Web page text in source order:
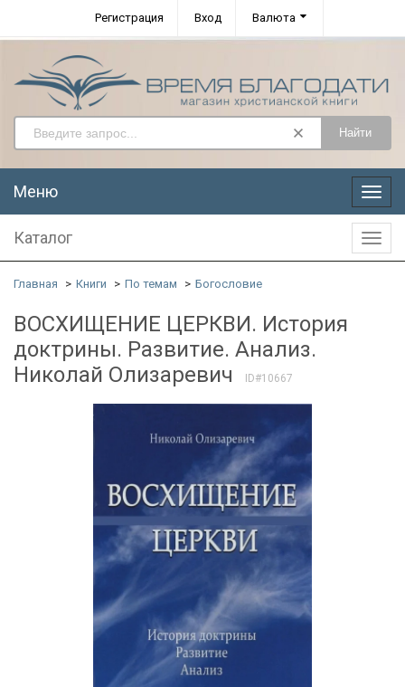
Регистрация Вход Валюта
Найти
Меню
Меню
Каталог
Главная Книги По темам Богословие
ВОСХИЩЕНИЕ ЦЕРКВИ. История
доктрины. Развитие. Анализ.
Николай Олизаревич
ID#10667